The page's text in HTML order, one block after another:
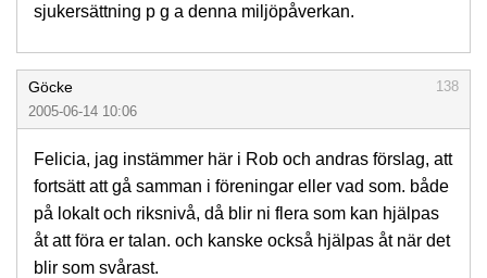
sjukersättning p g a denna miljöpåverkan.
Göcke
138
2005-06-14 10:06
Felicia, jag instämmer här i Rob och andras förslag, att
fortsätt att gå samman i föreningar eller vad som. både
på lokalt och riksnivå, då blir ni flera som kan hjälpas
åt att föra er talan. och kanske också hjälpas åt när det
blir som svårast.